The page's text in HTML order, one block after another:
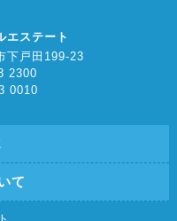
エステート
下戸田199-23
2300
0010
て